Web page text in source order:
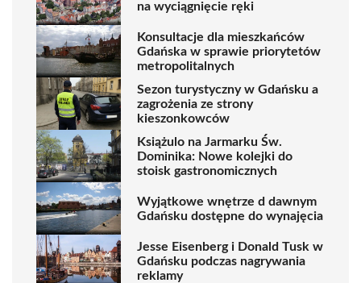
na wyciągnięcie ręki
Konsultacje dla mieszkańców
Gdańska w sprawie priorytetów
metropolitalnych
Sezon turystyczny w Gdańsku a
zagrożenia ze strony
kieszonkowców
Książulo na Jarmarku Św.
Dominika: Nowe kolejki do
stoisk gastronomicznych
Wyjątkowe wnętrze d dawnym
Gdańsku dostępne do wynajęcia
Jesse Eisenberg i Donald Tusk w
Gdańsku podczas nagrywania
reklamy